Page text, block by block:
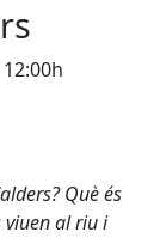
Què és
viuen al riu i